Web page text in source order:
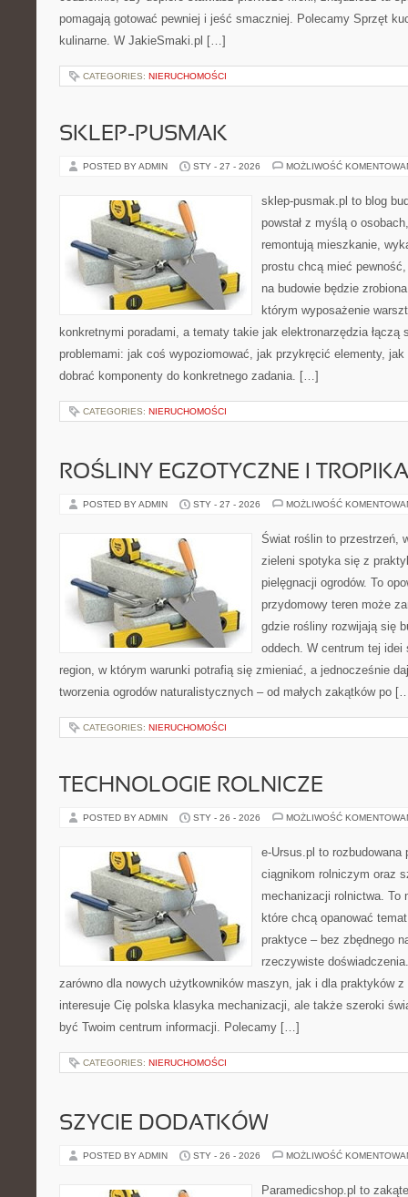
pomagają gotować pewniej i jeść smaczniej. Polecamy Sprzęt
kulinarne. W JakieSmaki.pl […]
CATEGORIES: NIERUCHOMOŚCI
SKLEP-PUSMAK
POSTED BY ADMIN STY - 27 - 2026 MOŻLIWOŚĆ
sklep-pusmak.pl to blog
powstał z myślą o
remontują mieszkanie,
prostu chcą mieć
na budowie będzie
którym wyposażenie
konkretnymi poradami, a tematy takie jak elektronarzędzia łączą
problemami: jak coś wypoziomować, jak przykręcić elementy,
dobrać komponenty do konkretnego zadania. […]
CATEGORIES: NIERUCHOMOŚCI
ROŚLINY EGZOTYCZNE I
POSTED BY ADMIN STY - 27 - 2026 MOŻLIWOŚĆ
Świat roślin to przestrzeń,
zieleni spotyka się z
pielęgnacji ogrodów. To
przydomowy teren może
gdzie rośliny rozwijają się
oddech. W centrum tej
region, w którym warunki potrafią się zmieniać, a jednocześnie
tworzenia ogrodów naturalistycznych – od małych zakątków po
CATEGORIES: NIERUCHOMOŚCI
TECHNOLOGIE ROLNICZE
POSTED BY ADMIN STY - 26 - 2026 MOŻLIWOŚĆ
e-Ursus.pl to rozbudowana
ciągnikom rolniczym oraz
mechanizacji rolnictwa. To
które chcą opanować
praktyce – bez zbędnego
rzeczywiste
zarówno dla nowych użytkowników maszyn, jak i dla praktyków
interesuje Cię polska klasyka mechanizacji, ale także szeroki
być Twoim centrum informacji. Polecamy […]
CATEGORIES: NIERUCHOMOŚCI
SZYCIE DODATKÓW
POSTED BY ADMIN STY - 26 - 2026 MOŻLIWOŚĆ
Paramedicshop.pl to